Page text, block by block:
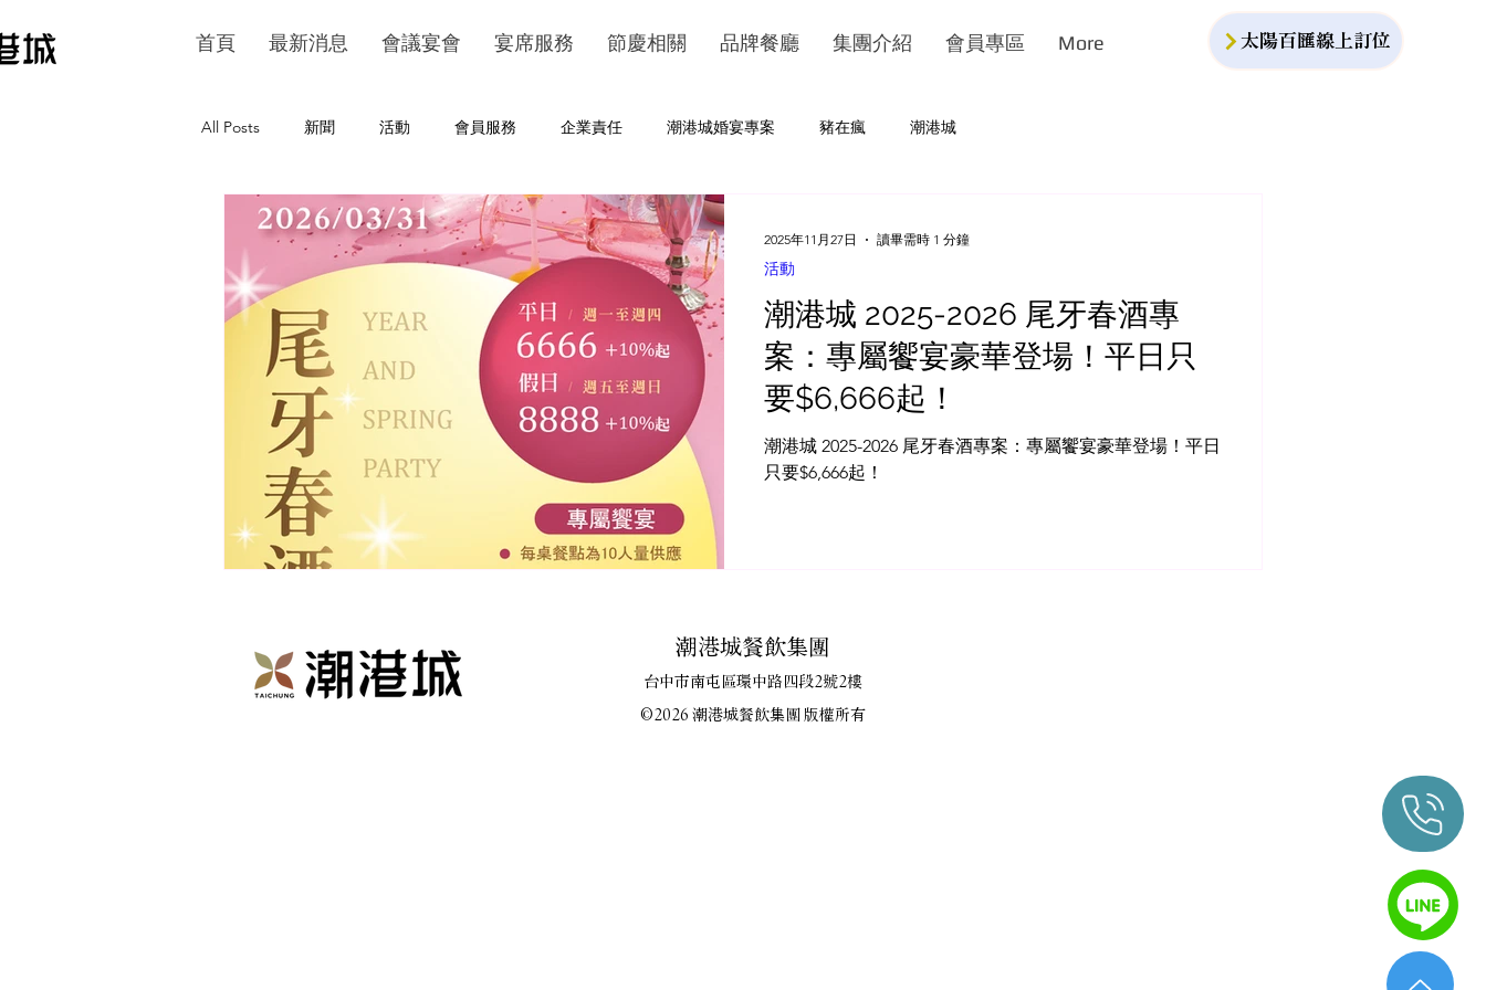
首頁 最新消息 會議宴會 宴席服務 節慶相關 品牌餐廳 集團介紹 會員專區 More 太陽百匯線上訂位
All Posts 新聞 活動 會員服務 企業責任 潮港城婚宴專案 豬在瘋 潮港城
潮港城 2025-2026 尾牙春酒專
案：專屬饗宴豪華登場！平日只
要$6,666起！
潮港城 2025-2026 尾牙春酒專案：專屬饗宴豪華登場！平日
只要$6,666起！
活動
2025年11月27日 讀畢需時 1 分鐘
潮港城餐飲集團
台中市南屯區環中路四段2號2樓
©2026 潮港城餐飲集團 版權所有